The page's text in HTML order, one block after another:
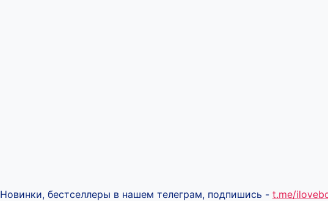
Новинки, бестселлеры в нашем телеграм, подпишись - t.me/